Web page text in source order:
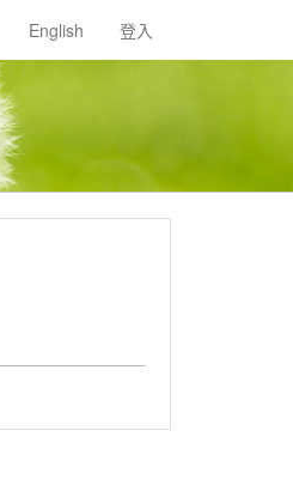
English 登入